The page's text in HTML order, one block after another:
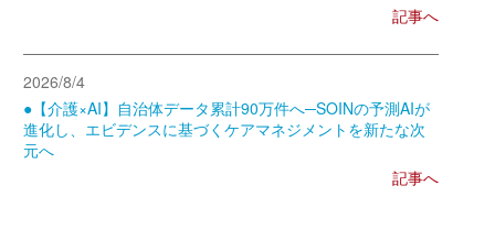
記事へ
2026/8/4
●【介護×AI】自治体データ累計90万件へ─SOINの予測AIが
進化し、エビデンスに基づくケアマネジメントを新たな次
元へ
記事へ